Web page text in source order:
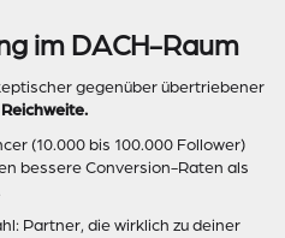
im DACH-Raum
gegenüber übertriebener
(10.000 bis 100.000 Follower)
bessere Conversion-Raten als
Partner, die wirklich zu deiner